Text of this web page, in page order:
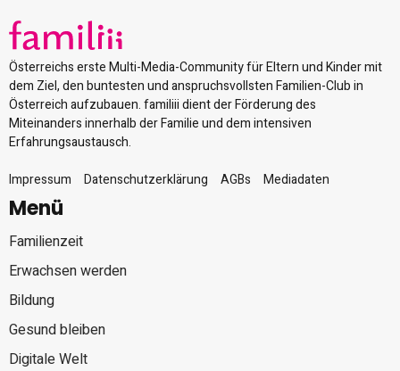
Österreichs erste Multi-Media-Community für Eltern und Kinder mit
dem Ziel, den buntesten und anspruchsvollsten Familien-Club in
Österreich aufzubauen. familiii dient der Förderung des
Miteinanders innerhalb der Familie und dem intensiven
Erfahrungsaustausch.
Impressum
Datenschutzerklärung AGBs Mediadaten
Menü
Familienzeit
Erwachsen werden
Bildung
Gesund bleiben
Digitale Welt